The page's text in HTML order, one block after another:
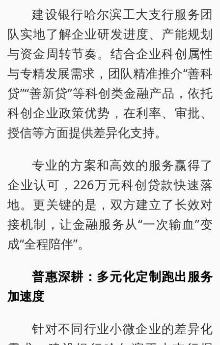
建设银行哈尔滨工大支行服务团
队实地了解企业研发进度、产能规划
与资金周转节奏。结合企业科创属性
与专精发展需求，团队精准推介“善科
贷”“善新贷”等科创类金融产品，依托
科创企业政策优势，在利率、审批、
授信等方面提供差异化支持。
专业的方案和高效的服务赢得了
企业认可，226万元科创贷款快速落
地。更关键的是，双方建立了长效对
接机制，让金融服务从“一次输血”变
成“全程陪伴”。
普惠深耕：多元化定制跑出服务
加速度
针对不同行业小微企业的差异化